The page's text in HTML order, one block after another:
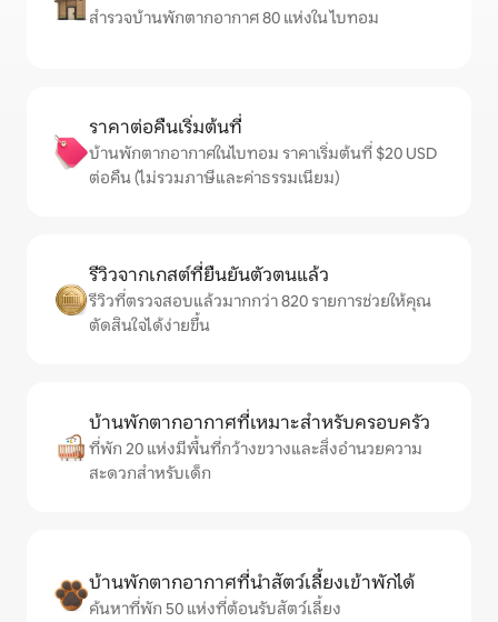
สำรวจบ้านพักตากอากาศ 80 แห่งใน ไบทอม
ราคาต่อคืนเริ่มต้นที่
บ้านพักตากอากาศในไบทอม ราคาเริ่มต้นที่ $20 USD
ต่อคืน (ไม่รวมภาษีและค่าธรรมเนียม)
รีวิวจากเกสต์ที่ยืนยันตัวตนแล้ว
รีวิวที่ตรวจสอบแล้วมากกว่า 820 รายการช่วยให้คุณ
ตัดสินใจได้ง่ายขึ้น
บ้านพักตากอากาศที่เหมาะสำหรับครอบครัว
ที่พัก 20 แห่งมีพื้นที่กว้างขวางและสิ่งอำนวยความ
สะดวกสำหรับเด็ก
บ้านพักตากอากาศที่นำสัตว์เลี้ยงเข้าพักได้
ค้นหาที่พัก 50 แห่งที่ต้อนรับสัตว์เลี้ยง